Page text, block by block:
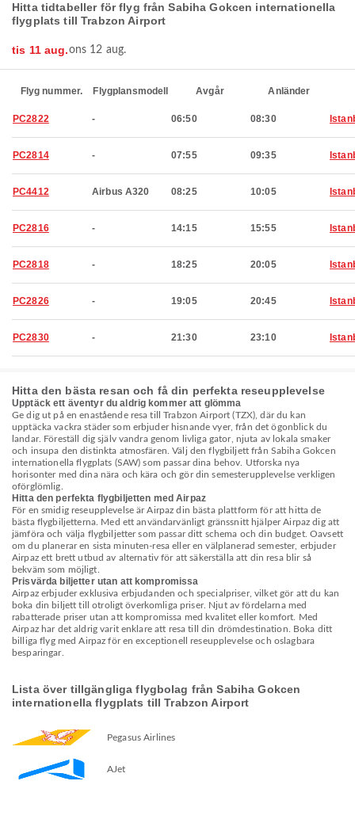
Hitta tidtabeller för flyg från Sabiha Gokcen internationella
flygplats till Trabzon Airport
tis 11 aug.ons 12 aug.
Flyg nummer. Flygplansmodell Avgår Anländer
PC2822 - 06:50 08:30
PC2814 - 07:55 09:35
PC4412 Airbus A320 08:25 10:05
PC2816 - 14:15 15:55
PC2818 - 18:25 20:05
PC2826 - 19:05 20:45
PC2830 - 21:30 23:10
Hitta den bästa resan och få din perfekta reseupplevelse
Upptäck ett äventyr du aldrig kommer att glömma
Ge dig ut på en enastående resa till Trabzon Airport (TZX), där du kan
upptäcka vackra städer som erbjuder hisnande vyer, från det ögonblick du
landar. Föreställ dig själv vandra genom livliga gator, njuta av lokala smaker
och insupa den distinkta atmosfären. Välj den flygbiljett från Sabiha Gokcen
internationella flygplats (SAW) som passar dina behov. Utforska nya
horisonter med dina nära och kära och gör din semesterupplevelse verkligen
oförglömlig.
Hitta den perfekta flygbiljetten med Airpaz
För en smidig reseupplevelse är Airpaz din bästa plattform för att hitta de
bästa flygbiljetterna. Med ett användarvänligt gränssnitt hjälper Airpaz dig att
jämföra och välja flygbiljetter som passar ditt schema och din budget. Oavsett
om du planerar en sista minuten-resa eller en välplanerad semester, erbjuder
Airpaz ett brett utbud av alternativ för att säkerställa att din resa blir så
bekväm som möjligt.
Prisvärda biljetter utan att kompromissa
Airpaz erbjuder exklusiva erbjudanden och specialpriser, vilket gör att du kan
boka din biljett till otroligt överkomliga priser. Njut av fördelarna med
rabatterade priser utan att kompromissa med kvalitet eller komfort. Med
Airpaz har det aldrig varit enklare att resa till din drömdestination. Boka ditt
billiga flyg med Airpaz för en exceptionell reseupplevelse och oslagbara
besparingar.
Lista över tillgängliga flygbolag från Sabiha Gokcen
internationella flygplats till Trabzon Airport
Pegasus Airlines
AJet